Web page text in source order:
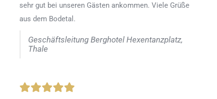
sehr gut bei unseren Gästen ankommen. Viele Grüße
aus dem Bodetal.
Geschäftsleitung Berghotel Hexentanzplatz,
Thale